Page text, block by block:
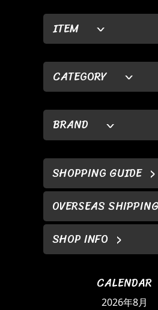
ITEM
CATEGORY
BRAND
SHOPPING GUIDE
OVERSEAS SHIPPING
SHOP INFO
CALENDAR
2026年8月